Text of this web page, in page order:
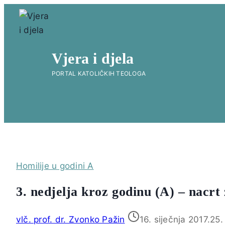
Skip
content
Vjera i djela
PORTAL KATOLIČKIH TEOLOGA
Homilije u godini A
3. nedjelja kroz godinu (A) –
vlč. prof. dr. Zvonko Pažin 16. siječnja 2017.